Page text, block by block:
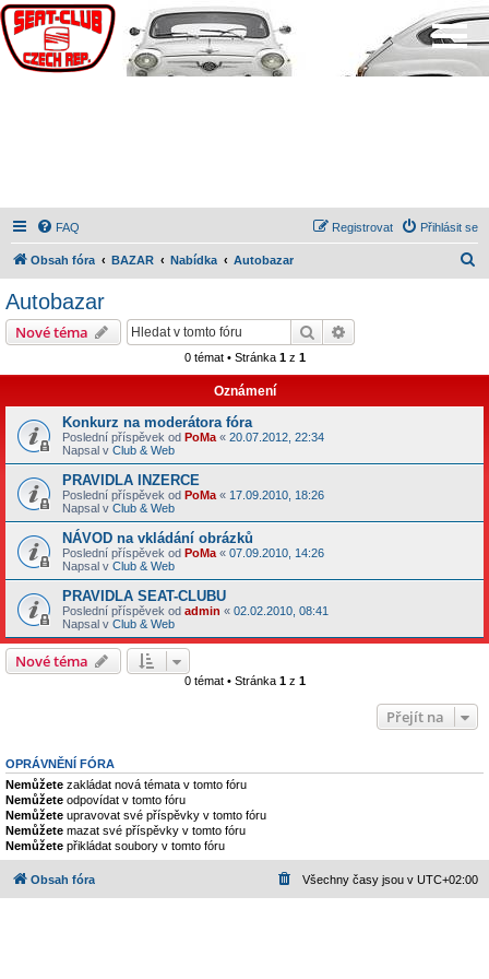
FAQ Přihlásit se
Registrovat
Obsah fóra BAZAR Nabídka Autobazar
Autobazar
Nové téma Hledat
0 témat • Stránka 1z 1
Oznámení
Konkurz na moderátora fóra
Poslední příspěvek od PoMa « 20.07.2012, 22:34
Napsal v Club & Web
PRAVIDLA INZERCE
Poslední příspěvek od PoMa « 17.09.2010, 18:26
Napsal v Club & Web
NÁVOD na vkládání obrázků
Poslední příspěvek od PoMa « 07.09.2010, 14:26
Napsal v Club & Web
PRAVIDLA SEAT-CLUBU
Poslední příspěvek od admin « 02.02.2010, 08:41
Napsal v Club & Web
Nové téma
0 témat • Stránka 1z 1
Přejít na
OPRÁVNĚNÍ FÓRA
Nemůžete zakládat nová témata v tomto fóru
Nemůžete odpovídat v tomto fóru
Nemůžete upravovat své příspěvky v tomto fóru
Nemůžete mazat své příspěvky v tomto fóru
Nemůžete přikládat soubory v tomto fóru
Obsah fóra Všechny časy jsou v UTC+02:00